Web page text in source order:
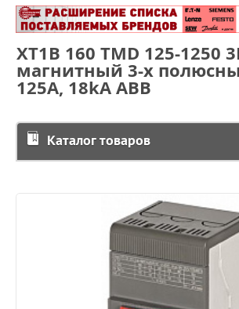
XT1B 160 TMD 125-1250
магнитный 3-х
125А, 18kA ABB
Каталог товаров